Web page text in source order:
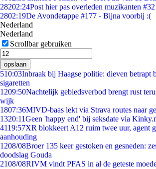
28202:24Post hier pas overleden muzikanten #32
2802:19De Avondetappe #177 - Bijna voorbij :(
Nederland
Nederland
Scrollbar gebruiken
opslaan
510:03Inbraak bij Haagse politie: dieven betrapt
sigaretten
1209:50Nachtelijk gebiedsverbod brengt rust
wijk
1807:36MIVD-baas lekt via Strava routes naar
1320:11Geen 'happy end' bij seksdate via
4119:57XR blokkeert A12 ruim twee uur, agent
aanhouding
1208/08Broer 135 keer gestoken en gesneden:
doodslag Gouda
2108/08RIVM vindt PFAS in al de geteste